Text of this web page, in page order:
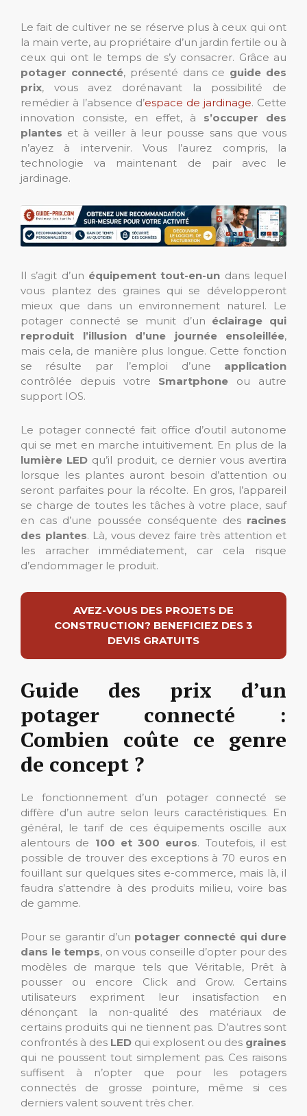
Le fait de cultiver ne se réserve plus à ceux qui ont
la main verte, au propriétaire d’un jardin fertile ou à
ceux qui ont le temps de s’y consacrer. Grâce au
potager connecté, présenté dans ce guide des
prix, vous avez dorénavant la possibilité de
remédier à l’absence d’espace de jardinage. Cette
innovation consiste, en effet, à s’occuper des
plantes et à veiller à leur pousse sans que vous
n’ayez à intervenir. Vous l’aurez compris, la
technologie va maintenant de pair avec le
jardinage.
Il s’agit d’un équipement tout-en-un dans lequel
vous plantez des graines qui se développeront
mieux que dans un environnement naturel. Le
potager connecté se munit d’un éclairage qui
reproduit l’illusion d’une journée ensoleillée,
mais cela, de manière plus longue. Cette fonction
se résulte par l’emploi d’une application
contrôlée depuis votre Smartphone ou autre
support IOS.
Le potager connecté fait office d’outil autonome
qui se met en marche intuitivement. En plus de la
lumière LED qu’il produit, ce dernier vous avertira
lorsque les plantes auront besoin d’attention ou
seront parfaites pour la récolte. En gros, l’appareil
se charge de toutes les tâches à votre place, sauf
en cas d’une poussée conséquente des racines
des plantes. Là, vous devez faire très attention et
les arracher immédiatement, car cela risque
d’endommager le produit.
AVEZ-VOUS DES PROJETS DE
CONSTRUCTION? BENEFICIEZ DES 3
DEVIS GRATUITS
Guide des prix d’un
potager connecté :
Combien coûte ce genre
de concept ?
Le fonctionnement d’un potager connecté se
diffère d’un autre selon leurs caractéristiques. En
général, le tarif de ces équipements oscille aux
alentours de 100 et 300 euros. Toutefois, il est
possible de trouver des exceptions à 70 euros en
fouillant sur quelques sites e-commerce, mais là, il
faudra s’attendre à des produits milieu, voire bas
de gamme.
Pour se garantir d’un potager connecté qui dure
dans le temps, on vous conseille d’opter pour des
modèles de marque tels que Véritable, Prêt à
pousser ou encore Click and Grow. Certains
utilisateurs expriment leur insatisfaction en
dénonçant la non-qualité des matériaux de
certains produits qui ne tiennent pas. D’autres sont
confrontés à des LED qui explosent ou des graines
qui ne poussent tout simplement pas. Ces raisons
suffisent à n’opter que pour les potagers
connectés de grosse pointure, même si ces
derniers valent souvent très cher.